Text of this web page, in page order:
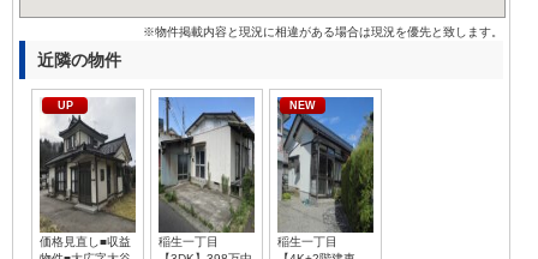
※物件掲載内容と現況に相違がある場合は現況を優先と致します。
近隣の物件
UP
価格見直し■収益
稲生一丁目
NEW
稲生一丁目